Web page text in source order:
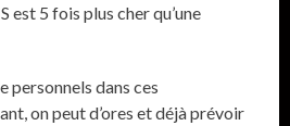
est 5 fois plus cher qu’une
personnels dans ces
on peut d’ores et déjà prévoir